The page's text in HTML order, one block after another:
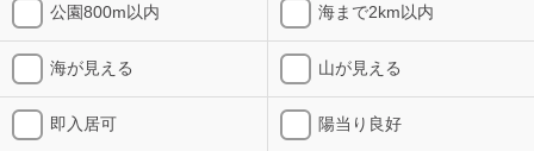
公園800m以内 海まで2km以内
海が見える 山が見える
即入居可 陽当り良好